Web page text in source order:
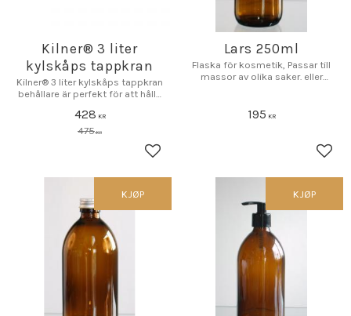
​Kilner® 3 liter
kylskåps tappkran
​Kilner® 3 liter kylskåps tappkran
behållare är perfekt för att hålla
428 KR
475KR
Lagre som favoritt
Lars 250ml
Flaska för kosmetik, Passar till
massor av olika saker. eller
195 KR
KJØP KJØP